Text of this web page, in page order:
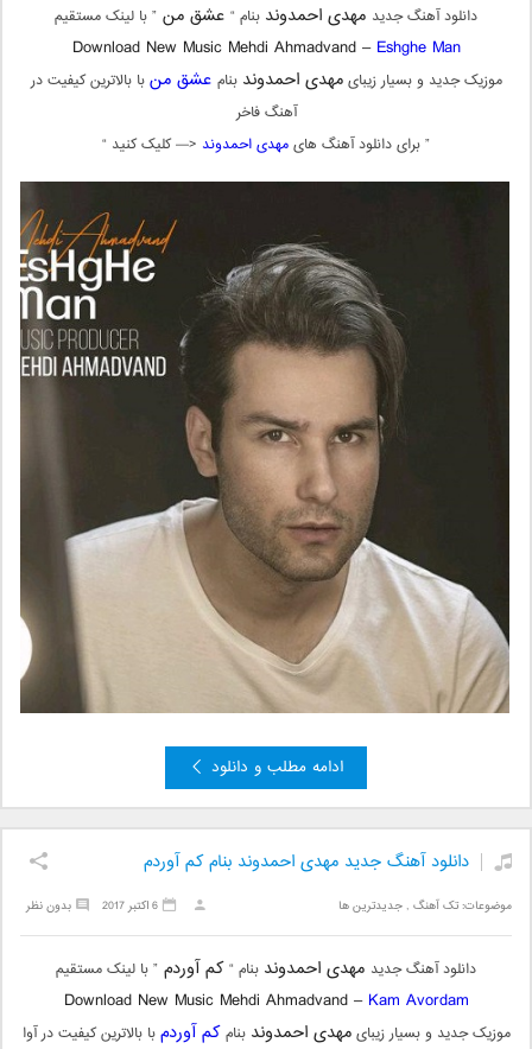
دانلود آهنگ جدید مهدی احمدوند بنام “ عشق من ” با لینک مستقیم
Download New Music Mehdi Ahmadvand – Eshghe Man
موزیک جدید و بسیار زیبایمهدی احمدوند بنام عشق منبا بالاترین کیفیت در
آهنگ فاخر
” برای دانلود آهنگ هایمهدی احمدوند <— کلیک کنید “
ادامه مطلب و دانلود
دانلود آهنگ جدید مهدی احمدوند بنام کم آوردم
موضوعات:تک آهنگ ,جدیدترین ها بدون نظر 6 اکتبر 2017
دانلود آهنگ جدید مهدی احمدوند بنام “کم آوردم ” با لینک مستقیم
Download New Music Mehdi Ahmadvand – Kam Avordam
موزیک جدید و بسیار زیبایمهدی احمدوند بنام کم آوردمبا بالاترین کیفیت در آوا